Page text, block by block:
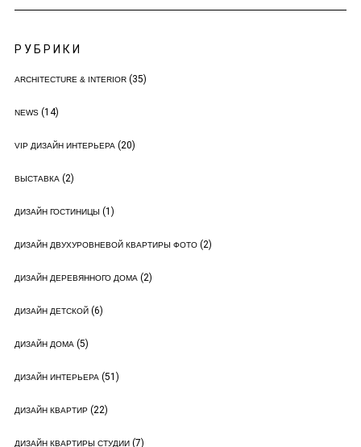
РУБРИКИ
ARCHITECTURE & INTERIOR(35)
NEWS(14)
VIP ДИЗАЙН ИНТЕРЬЕРА(20)
ВЫСТАВКА(2)
ДИЗАЙН ГОСТИНИЦЫ (1)
ДИЗАЙН ДВУХУРОВНЕВОЙ КВАРТИРЫ ФОТО(2)
ДИЗАЙН ДЕРЕВЯННОГО ДОМА(2)
ДИЗАЙН ДЕТСКОЙ(6)
ДИЗАЙН ДОМА(5)
ДИЗАЙН ИНТЕРЬЕРА(51)
ДИЗАЙН КВАРТИР(22)
ДИЗАЙН КВАРТИРЫ СТУДИИ(7)